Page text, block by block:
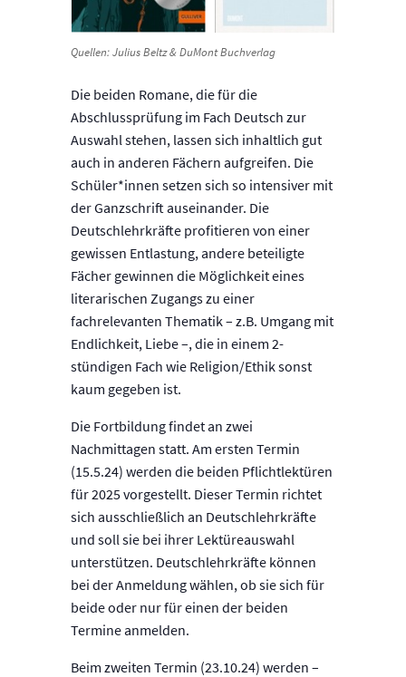
Quellen: Julius Beltz & DuMont Buchverlag
Die beiden Romane, die für die
Abschlussprüfung im Fach Deutsch zur
Auswahl stehen, lassen sich inhaltlich gut
auch in anderen Fächern aufgreifen. Die
Schüler*innen setzen sich so intensiver mit
der Ganzschrift auseinander. Die
Deutschlehrkräfte profitieren von einer
gewissen Entlastung, andere beteiligte
Fächer gewinnen die Möglichkeit eines
literarischen Zugangs zu einer
fachrelevanten Thematik – z.B. Umgang mit
Endlichkeit, Liebe –, die in einem 2-
stündigen Fach wie Religion/Ethik sonst
kaum gegeben ist.
Die Fortbildung findet an zwei
Nachmittagen statt. Am ersten Termin
(15.5.24) werden die beiden Pflichtlektüren
für 2025 vorgestellt. Dieser Termin richtet
sich ausschließlich an Deutschlehrkräfte
und soll sie bei ihrer Lektüreauswahl
unterstützen. Deutschlehrkräfte können
bei der Anmeldung wählen, ob sie sich für
beide oder nur für einen der beiden
Termine anmelden.
Beim zweiten Termin (23.10.24) werden –